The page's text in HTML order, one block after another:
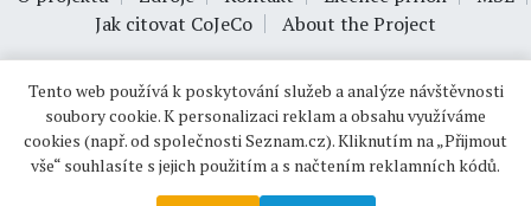
Jak citovat CoJeCo
About the Project
© 1999-2026OPTIMUS s.r.o.
Tento web používá k poskytování služeb a analýze návštěvnosti
soubory cookie. K personalizaci reklam a obsahu využíváme
cookies (např. od společnosti Seznam.cz). Kliknutím na „Přijmout
vše“ souhlasíte s jejich použitím a s načtením reklamních kódů.